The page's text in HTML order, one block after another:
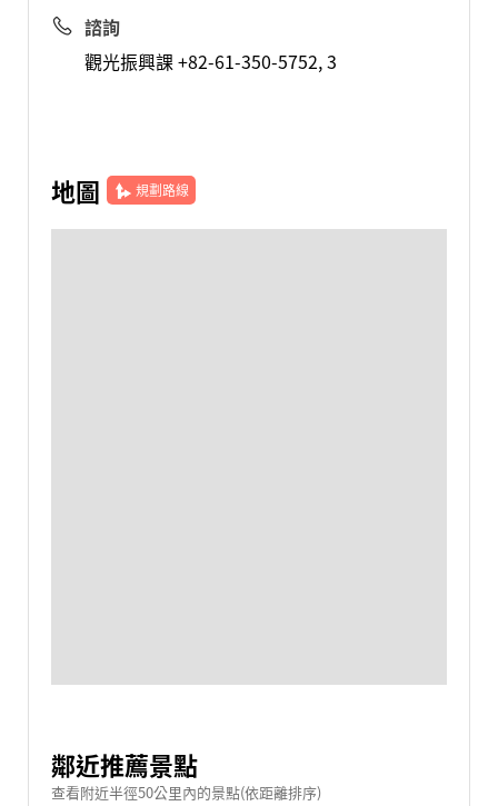
諮詢
觀光振興課 +82-61-350-5752, 3
地圖 規劃路線
鄰近推薦景點
查看附近半徑50公里內的景點(依距離排序)